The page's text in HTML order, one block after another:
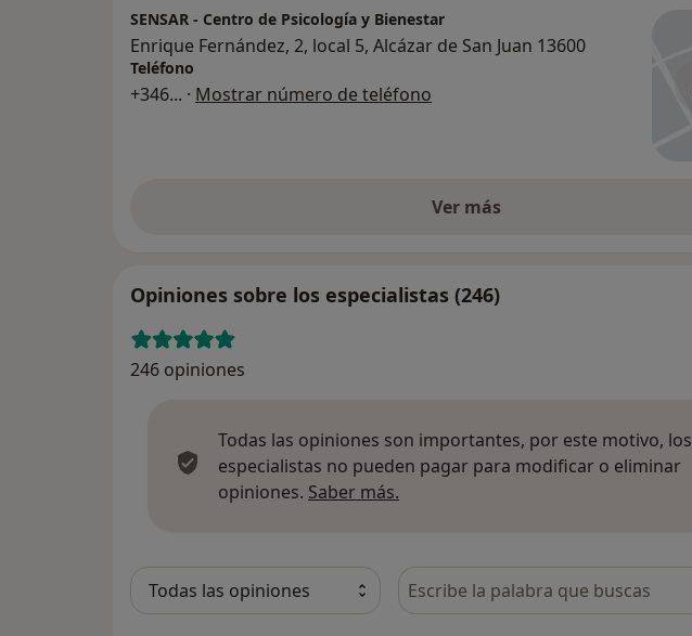
SENSAR - Centro de Psicología y Bienestar
Enrique Fernández, 2, local 5, Alcázar de San Juan 13600
Teléfono
+346... · Mostrar número de teléfono
Ver más
Opiniones sobre los especialistas (246)
246 opiniones
Todas las opiniones son importantes, por este motivo, los
especialistas no pueden pagar para modificar o eliminar
opiniones. Saber más.
Busca en opiniones